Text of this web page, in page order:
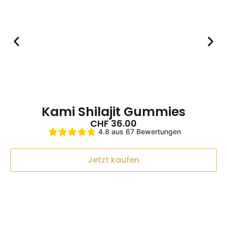
Franziska
4 sterne
Thu Jul 03 2025 17:16:39 GMT+0000 (Coordinated
Kami Shilajit Gummies
CHF36.00
4.8 aus 67 Bewertungen
Jetzt kaufen